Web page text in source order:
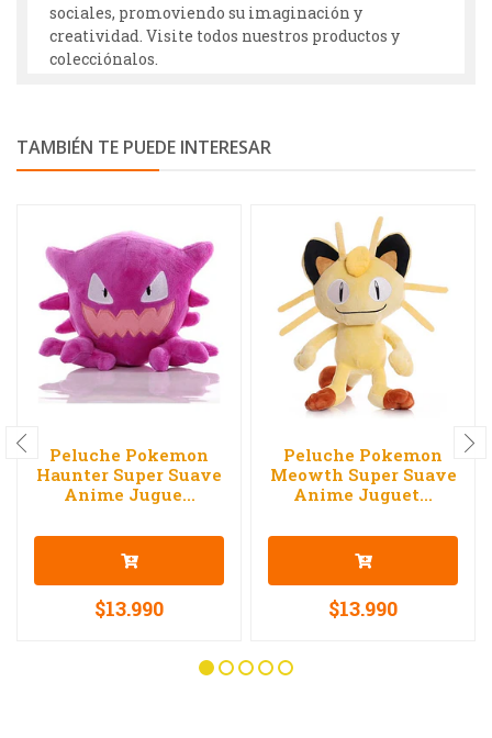
sociales, promoviendo su imaginación y
creatividad. Visite todos nuestros productos y
colecciónalos.
TAMBIÉN TE PUEDE INTERESAR
Peluche Pokemon
Haunter Super Suave
Anime Jugue...
$13.990
Peluche Pokemon
Meowth Super Suave
Anime Juguet...
$13.990